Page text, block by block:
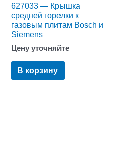
627033 — Крышка
средней горелки к
газовым плитам Bosch и
Siemens
Цену уточняйте
В корзину